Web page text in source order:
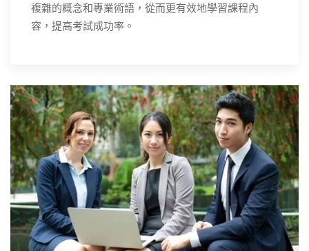
複雜的概念和專業術語，從而更有效地學習課程內
容，提高考試成功率。